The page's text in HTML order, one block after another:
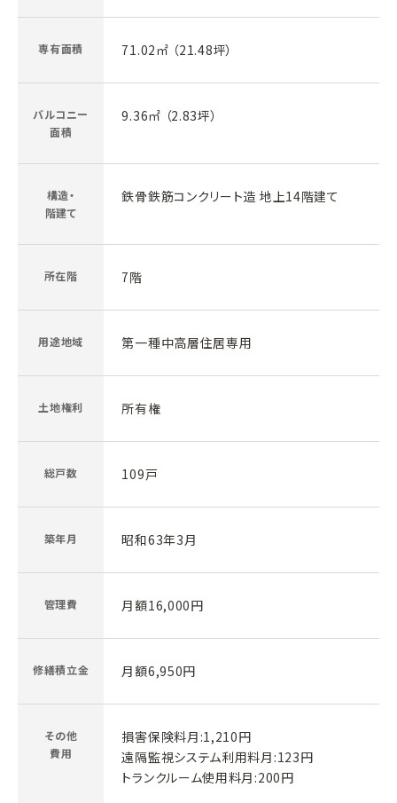
専有面積 71.02㎡ （21.48坪）
バルコニー
面積
9.36㎡ （2.83坪）
構造・
階建て
鉄骨鉄筋コンクリート造 地上14階建て
所在階 7階
用途地域 第一種中高層住居専用
土地権利 所有権
総戸数 109戸
築年月 昭和63年3月
管理費 月額16,000円
修繕積立金 月額6,950円
その他
費用
損害保険料月:1,210円
遠隔監視システム利用料月:123円
トランクルーム使用料月:200円